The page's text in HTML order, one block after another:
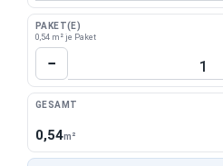
PAKET(E)
0,54 m² je Paket
Produkt Anzahl:
−
GESAMT
0,54m²